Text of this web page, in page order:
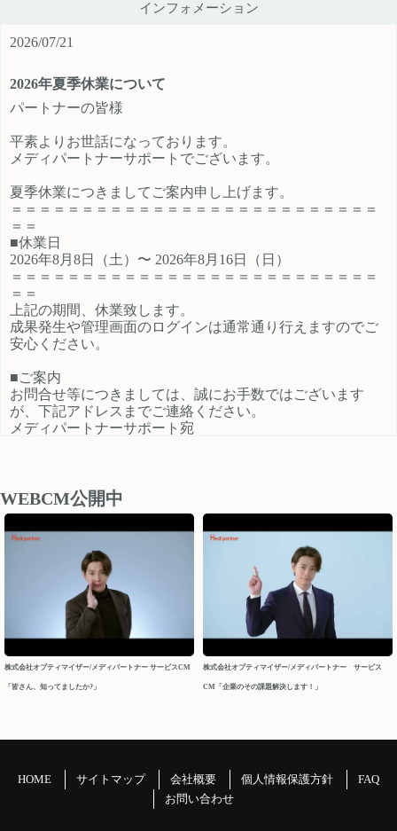
新規でご登録いただくアフィリエイ
ださい。 メディパートナーにご登録
いただいているアフィリエイター様
連絡ください。
採用というスタイルの保育園も増え
ール欄に注目のカテゴリを見たとい
う旨をご入力ください。 メディパー
ィリエイター様は「お問い合わせは
こちら」からご連絡ください。
インフォメーション
2026/07/21
2026年夏季休業について
パートナーの皆様
平素よりお世話になっております。
メディパートナーサポートでございます。
夏季休業につきましてご案内申し上げます。
＝＝＝＝＝＝＝＝＝＝＝＝＝＝＝＝＝＝＝＝＝＝＝＝＝＝
＝＝
■休業日
2026年8月8日（土）〜 2026年8月16日（日）
＝＝＝＝＝＝＝＝＝＝＝＝＝＝＝＝＝＝＝＝＝＝＝＝＝＝
＝＝
上記の期間、休業致します。
成果発生や管理画面のログインは通常通り行えますのでご
安心ください。
■ご案内
お問合せ等につきましては、誠にお手数ではございます
が、下記アドレスまでご連絡ください。
メディパートナーサポート宛
後、順次確認し対応させていただきます。
以上、ご迷惑をお掛け致しますが、どうぞよろしくお願い
申し上げます。
今後ともメディパートナーを何卒よろしくお願いいたしま
メディパートナーサポート
2026/04/10
ートでございます。
GW休業につきましてご案内申し上げます。
WEBCM公開中
株式会社オプティマイザー/メディパートナー サービスCM
「皆さん、知ってましたか?」
株式会社オプティマイザー/メディパートナー サービス
CM「企業のその課題解決します！」
HOME サイトマップ 会社概要 個人情報保護方針
FAQ
お問い合わせ